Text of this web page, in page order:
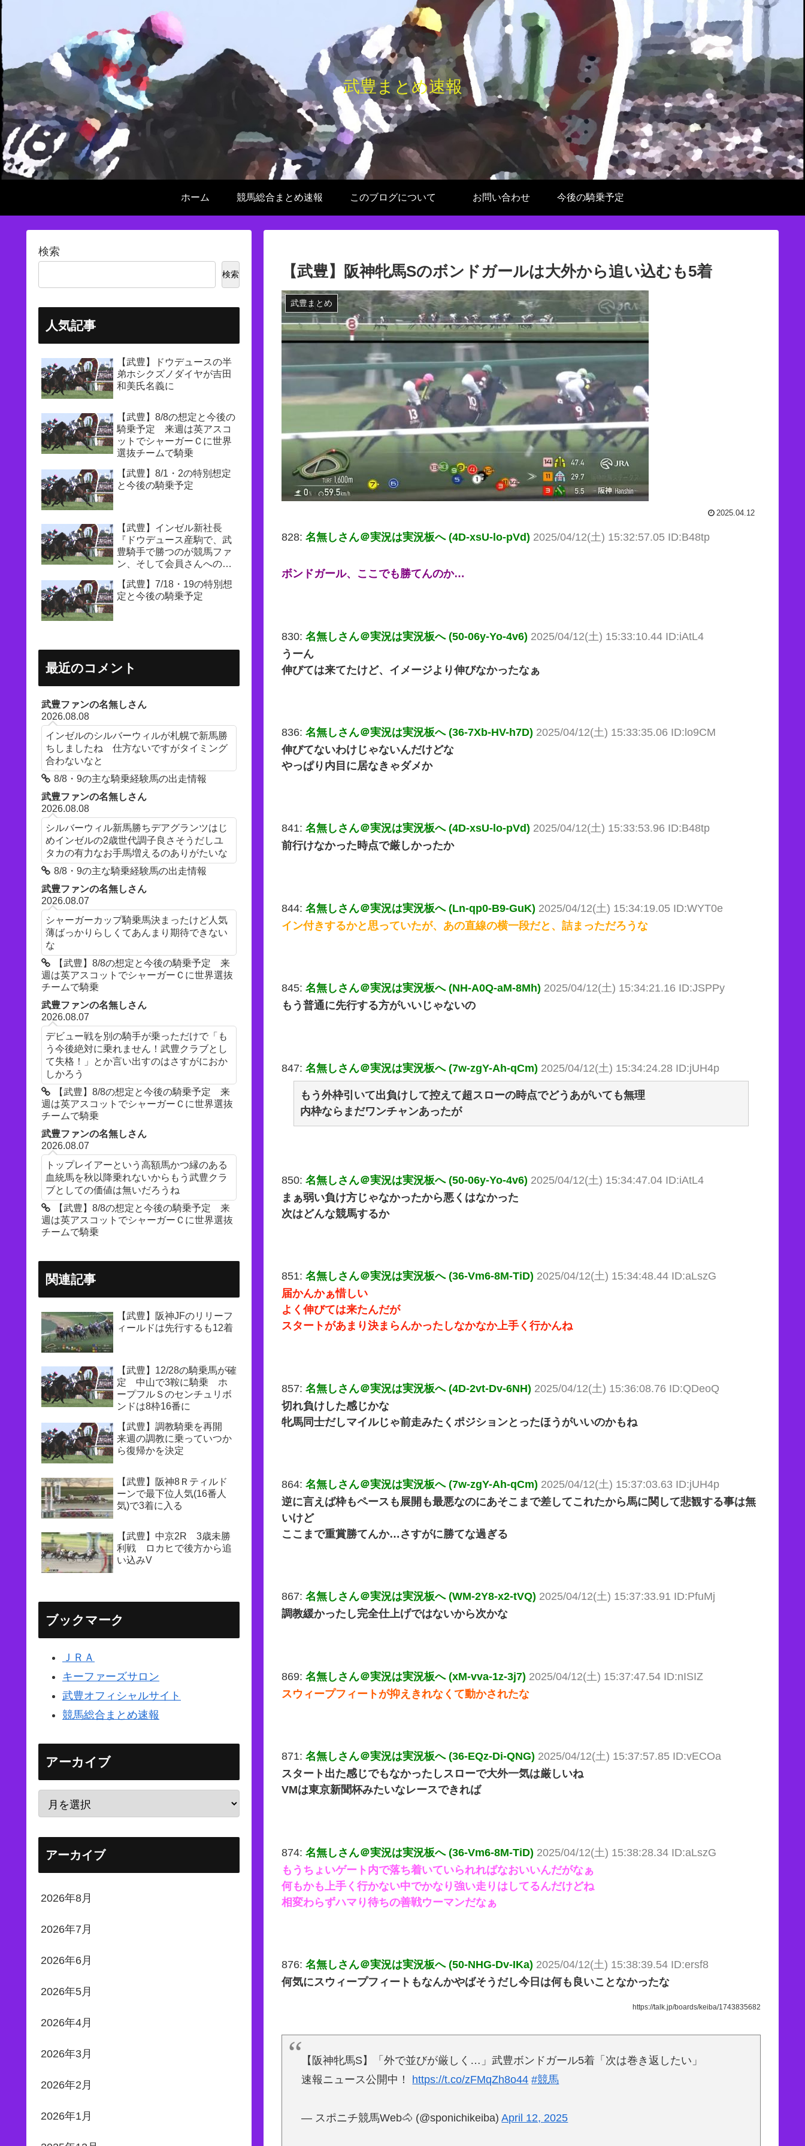
武豊まとめ速報
ホーム 競馬総合まとめ速報 このブログについて お問い合わせ 今後の騎乗予定
【武豊】阪神牝馬Sのボンドガールは大外から追い込むも5着
武豊まとめ
2025.04.12
828: 名無しさん＠実況は実況板へ (4D-xsU-lo-pVd) 2025/04/12(土) 15:32:57.05 ID:B48tp
ボンドガール、ここでも勝てんのか…
830: 名無しさん＠実況は実況板へ (50-06y-Yo-4v6) 2025/04/12(土) 15:33:10.44 ID:iAtL4
うーん
伸びては来てたけど、イメージより伸びなかったなぁ
836: 名無しさん＠実況は実況板へ (36-7Xb-HV-h7D) 2025/04/12(土) 15:33:35.06 ID:lo9CM
伸びてないわけじゃないんだけどな
やっぱり内目に居なきゃダメか
841: 名無しさん＠実況は実況板へ (4D-xsU-lo-pVd) 2025/04/12(土) 15:33:53.96 ID:B48tp
前行けなかった時点で厳しかったか
844: 名無しさん＠実況は実況板へ (Ln-qp0-B9-GuK) 2025/04/12(土) 15:34:19.05 ID:WYT0e
イン付きするかと思っていたが、あの直線の横一段だと、詰まっただろうな
845: 名無しさん＠実況は実況板へ (NH-A0Q-aM-8Mh) 2025/04/12(土) 15:34:21.16 ID:JSPPy
もう普通に先行する方がいいじゃないの
847: 名無しさん＠実況は実況板へ (7w-zgY-Ah-qCm) 2025/04/12(土) 15:34:24.28 ID:jUH4p
もう外枠引いて出負けして控えて超スローの時点でどうあがいても無理
内枠ならまだワンチャンあったが
850: 名無しさん＠実況は実況板へ (50-06y-Yo-4v6) 2025/04/12(土) 15:34:47.04 ID:iAtL4
まぁ弱い負け方じゃなかったから悪くはなかった
次はどんな競馬するか
851: 名無しさん＠実況は実況板へ (36-Vm6-8M-TiD) 2025/04/12(土) 15:34:48.44 ID:aLszG
届かんかぁ惜しい
よく伸びては来たんだが
スタートがあまり決まらんかったしなかなか上手く行かんね
857: 名無しさん＠実況は実況板へ (4D-2vt-Dv-6NH) 2025/04/12(土) 15:36:08.76 ID:QDeoQ
切れ負けした感じかな
牝馬同士だしマイルじゃ前走みたくポジションとったほうがいいのかもね
864: 名無しさん＠実況は実況板へ (7w-zgY-Ah-qCm) 2025/04/12(土) 15:37:03.63 ID:jUH4p
逆に言えば枠もペースも展開も最悪なのにあそこまで差してこれたから馬に関して悲観する事は無
いけど
ここまで重賞勝てんか…さすがに勝てな過ぎる
867: 名無しさん＠実況は実況板へ (WM-2Y8-x2-tVQ) 2025/04/12(土) 15:37:33.91 ID:PfuMj
調教緩かったし完全仕上げではないから次かな
869: 名無しさん＠実況は実況板へ (xM-vva-1z-3j7) 2025/04/12(土) 15:37:47.54 ID:nISIZ
スウィープフィートが抑えきれなくて動かされたな
871: 名無しさん＠実況は実況板へ (36-EQz-Di-QNG) 2025/04/12(土) 15:37:57.85 ID:vECOa
スタート出た感じでもなかったしスローで大外一気は厳しいね
VMは東京新聞杯みたいなレースできれば
874: 名無しさん＠実況は実況板へ (36-Vm6-8M-TiD) 2025/04/12(土) 15:38:28.34 ID:aLszG
もうちょいゲート内で落ち着いていられればなおいいんだがなぁ
何もかも上手く行かない中でかなり強い走りはしてるんだけどね
相変わらずハマり待ちの善戦ウーマンだなぁ
876: 名無しさん＠実況は実況板へ (50-NHG-Dv-IKa) 2025/04/12(土) 15:38:39.54 ID:ersf8
何気にスウィープフィートもなんかやばそうだし今日は何も良いことなかったな
https://talk.jp/boards/keiba/1743835682
【阪神牝馬S】「外で並びが厳しく…」武豊ボンドガール5着「次は巻き返したい」
速報ニュース公開中！ https://t.co/zFMqZh8o44 #競馬
— スポニチ競馬Web🐴 (@sponichikeiba)April 12, 2025
検索
検索
人気記事
【武豊】ドウデュースの半
弟ホシクズノダイヤが吉田
和美氏名義に
【武豊】8/8の想定と今後の
騎乗予定 来週は英アスコ
ットでシャーガーＣに世界
選抜チームで騎乗
【武豊】8/1・2の特別想定
と今後の騎乗予定
【武豊】インゼル新社長
『ドウデュース産駒で、武
豊騎手で勝つのが競馬ファ
ン、そして会員さんへの一
【武豊】7/18・19の特別想
定と今後の騎乗予定
最近のコメント
武豊ファンの名無しさん
2026.08.08
インゼルのシルバーウィルが札幌で新馬勝
ちしましたね 仕方ないですがタイミング
合わないなと
8/8・9の主な騎乗経験馬の出走情報
武豊ファンの名無しさん
2026.08.08
シルバーウィル新馬勝ちデアグランツはじ
めインゼルの2歳世代調子良さそうだしユ
タカの有力なお手馬増えるのありがたいな
8/8・9の主な騎乗経験馬の出走情報
武豊ファンの名無しさん
2026.08.07
シャーガーカップ騎乗馬決まったけど人気
薄ばっかりらしくてあんまり期待できない
な
【武豊】8/8の想定と今後の騎乗予定 来
週は英アスコットでシャーガーＣに世界選抜
チームで騎乗
武豊ファンの名無しさん
2026.08.07
デビュー戦を別の騎手が乗っただけで「も
う今後絶対に乗れません！武豊クラブとし
て失格！」とか言い出すのはさすがにおか
しかろう
【武豊】8/8の想定と今後の騎乗予定 来
週は英アスコットでシャーガーＣに世界選抜
チームで騎乗
武豊ファンの名無しさん
2026.08.07
トップレイアーという高額馬かつ縁のある
血統馬を秋以降乗れないからもう武豊クラ
ブとしての価値は無いだろうね
【武豊】8/8の想定と今後の騎乗予定 来
週は英アスコットでシャーガーＣに世界選抜
チームで騎乗
関連記事
【武豊】阪神JFのリリーフ
ィールドは先行するも12着
【武豊】12/28の騎乗馬が確
定 中山で3鞍に騎乗 ホ
ープフルＳのセンチュリボ
ンドは8枠16番に
【武豊】調教騎乗を再開
来週の調教に乗っていつか
ら復帰かを決定
【武豊】阪神8Ｒティルド
ーンで最下位人気(16番人
気)で3着に入る
【武豊】中京2R 3歳未勝
利戦 ロカヒで後方から追
い込みV
ブックマーク
ＪＲＡ
キーファーズサロン
武豊オフィシャルサイト
競馬総合まとめ速報
アーカイブ
アーカイブ
2026年8月
2026年7月
2026年6月
2026年5月
2026年4月
2026年3月
2026年2月
2026年1月